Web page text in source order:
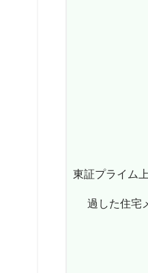
東証プライム
過した住宅